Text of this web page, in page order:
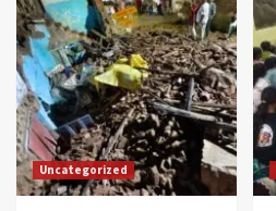
Uncategorized